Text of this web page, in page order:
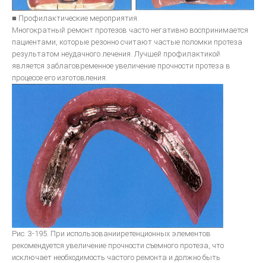
Общие вопросы металокерамики
Изготовление металлокерамики
Искусство воспроизводить зубы керамикой
Инструкция для керамики IPS D.SIGN
Искуство металлокерамики
Базисная техника изготовления
Металлокерамические протезы
Невидимая эстетическая керамическая реставрация
ОСОБЕННОСТИ ЭСТЕТИЧЕСКОЙ РЕСТАВРАЦИИ В СТОМАТОЛОГИИ
■ Профилактические мероприятия.
Многократный ремонт протезов часто негативно воспринимается
пациентами, которые резонно считают частые поломки протеза
результатом неудачного лечения. Лучшей профилактикой
является заблаговременное увеличение прочности протеза в
процессе его изготовления.
Рис. 3-195. При использованииретенционных элементов
рекомендуется увеличение прочности съемного протеза, что
исключает необходимость частого ремонта и должно быть